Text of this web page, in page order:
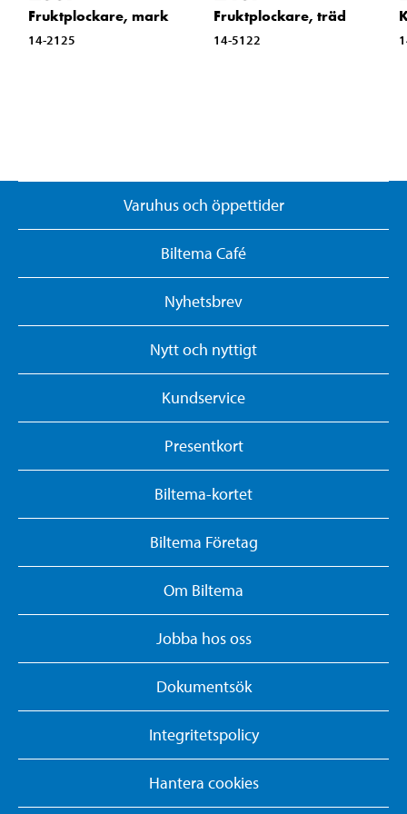
Fruktplockare, mark
14-2125
Fruktplockare, träd
14-5122
Varuhus och öppettider
Biltema Café
Nyhetsbrev
Nytt och nyttigt
Kundservice
Presentkort
Biltema-kortet
Biltema Företag
Om Biltema
Jobba hos oss
Dokumentsök
Integritetspolicy
Hantera cookies